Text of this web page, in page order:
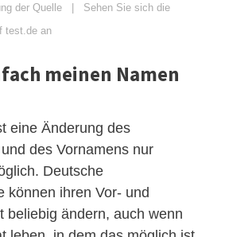
der Quelle | Sehen Sie sich die
test.de an
meinen Namen
eine Änderung des
des Vornamens nur
Deutsche
können ihren Vor- und
beliebig ändern, auch wenn